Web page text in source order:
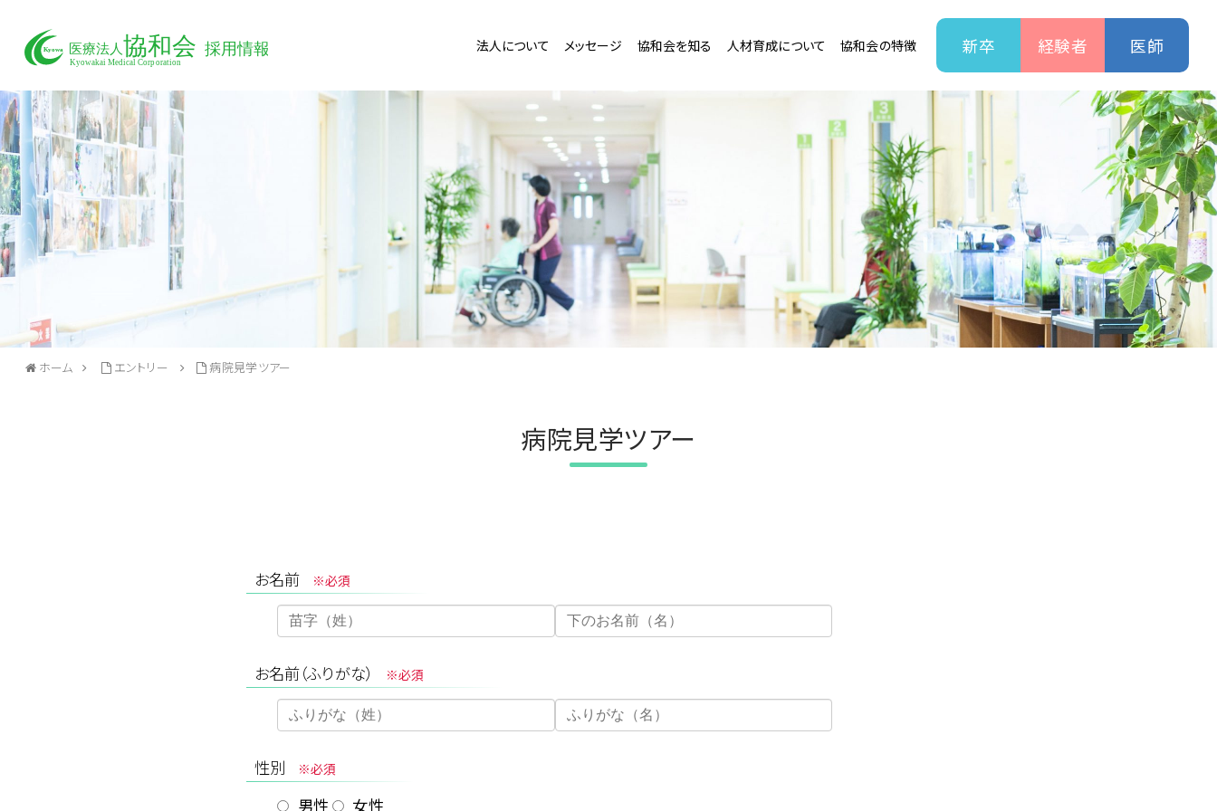
法人について メッセージ 協和会を知る 人材育成について 協和会の特徴 新卒 経験者 医師
ホーム エントリー 病院見学ツアー
病院見学ツアー
お名前 ※必須
お名前（ふりがな） ※必須
性別 ※必須
男性 女性